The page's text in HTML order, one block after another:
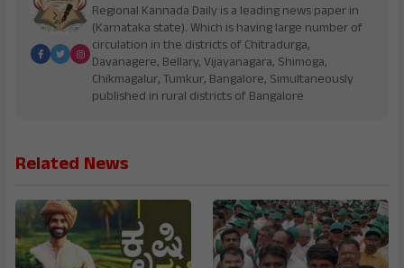
Regional Kannada Daily is a leading news paper in
(Karnataka state). Which is having large number of
circulation in the districts of Chitradurga,
Davanagere, Bellary, Vijayanagara, Shimoga,
Chikmagalur, Tumkur, Bangalore, Simultaneously
published in rural districts of Bangalore
Related News